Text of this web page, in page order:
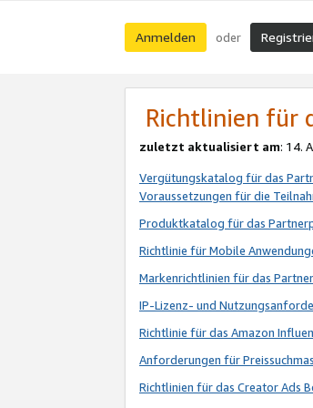
Anmelden oder
Richtlinien für
zuletzt aktualisiert am: 14.
Vergütungskatalog für das
Voraussetzungen für die
Produktkatalog für das
Richtlinie für Mobile
Markenrichtlinien für das
IP-Lizenz- und
Richtlinie für das Amazon
Anforderungen für
Richtlinien für das Creator Ads